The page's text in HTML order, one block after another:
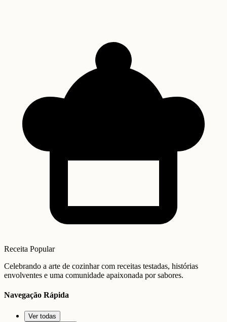
Receita Popular
Celebrando a arte de cozinhar com receitas testadas, histórias
envolventes e uma comunidade apaixonada por sabores.
Navegação Rápida
Ver todas